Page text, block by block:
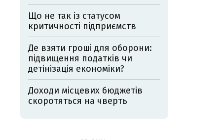
Що не так із статусом
критичності підприємств
Де взяти гроші для оборони:
підвищення податків чи
детінізація економіки?
Доходи місцевих бюджетів
скоротяться на чверть